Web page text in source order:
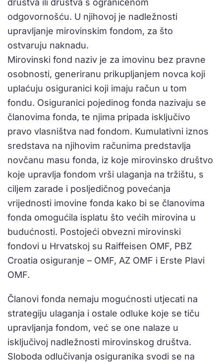
društva ili društva s ograničenom
odgovornošću. U njihovoj je nadležnosti
upravljanje mirovinskim fondom, za što
ostvaruju naknadu.
Mirovinski fond naziv je za imovinu bez pravne
osobnosti, generiranu prikupljanjem novca koji
uplaćuju osiguranici koji imaju račun u tom
fondu. Osiguranici pojedinog fonda nazivaju se
članovima fonda, te njima pripada isključivo
pravo vlasništva nad fondom. Kumulativni iznos
sredstava na njihovim računima predstavlja
novčanu masu fonda, iz koje mirovinsko društvo
koje upravlja fondom vrši ulaganja na tržištu, s
ciljem zarade i posljedičnog povećanja
vrijednosti imovine fonda kako bi se članovima
fonda omogućila isplatu što većih mirovina u
budućnosti. Postojeći obvezni mirovinski
fondovi u Hrvatskoj su Raiffeisen OMF, PBZ
Croatia osiguranje – OMF, AZ OMF i Erste Plavi
OMF.
Članovi fonda nemaju mogućnosti utjecati na
strategiju ulaganja i ostale odluke koje se tiču
upravljanja fondom, već se one nalaze u
isključivoj nadležnosti mirovinskog društva.
Sloboda odlučivanja osiguranika svodi se na